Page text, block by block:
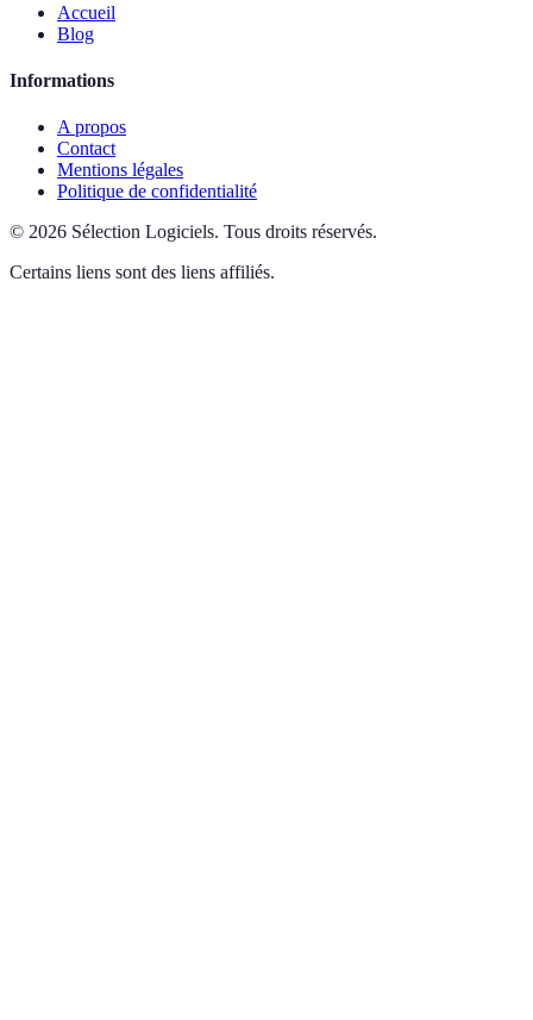
Accueil
Blog
Informations
A propos
Contact
Mentions légales
Politique de confidentialité
© 2026 Sélection Logiciels. Tous droits réservés.
Certains liens sont des liens affiliés.